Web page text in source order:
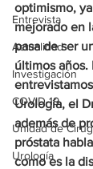
Entrevista
Actualidad
Investigación
COVID-19
Unidad de
Urología
optimismo,
mejorado en
pasa de ser
últimos años.
Urología, el
además de
próstata
como es la